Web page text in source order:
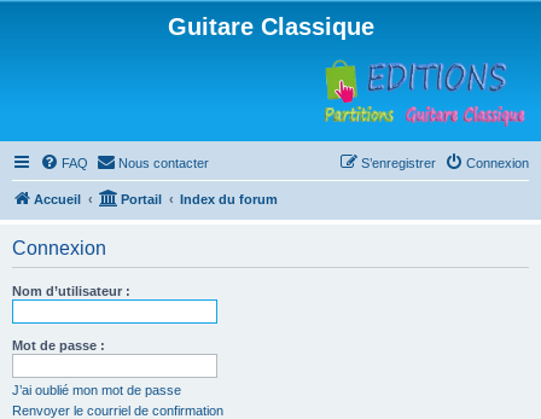
Guitare Classique
FAQ Nous contacter Connexion
S’enregistrer
Accueil Portail Index du forum
Connexion
Nom d’utilisateur :
Mot de passe :
J’ai oublié mon mot de passe
Renvoyer le courriel de confirmation